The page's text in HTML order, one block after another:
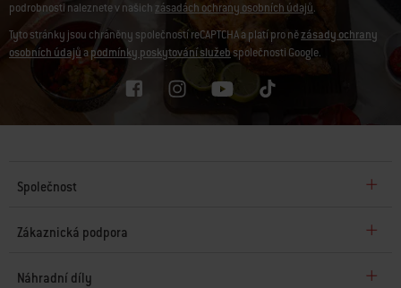
podrobnosti naleznete v našich zásadách ochrany osobních údajů.
Tyto stránky jsou chráněny společností reCAPTCHA a platí pro nězásady ochrany
osobních údajů apodmínky poskytování služebspolečnosti Google.
Společnost
Zákaznická podpora
Náhradní díly